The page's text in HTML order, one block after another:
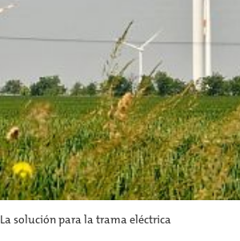
La solución para la trama eléctrica